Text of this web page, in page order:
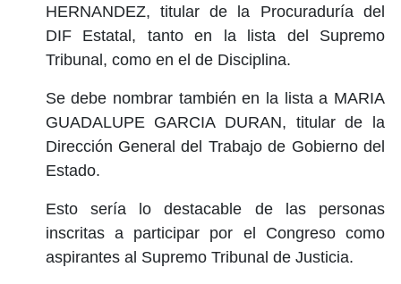
HERNANDEZ, titular de la Procuraduría del
DIF Estatal, tanto en la lista del Supremo
Tribunal, como en el de Disciplina.
Se debe nombrar también en la lista a MARIA
GUADALUPE GARCIA DURAN, titular de la
Dirección General del Trabajo de Gobierno del
Estado.
Esto sería lo destacable de las personas
inscritas a participar por el Congreso como
aspirantes al Supremo Tribunal de Justicia.